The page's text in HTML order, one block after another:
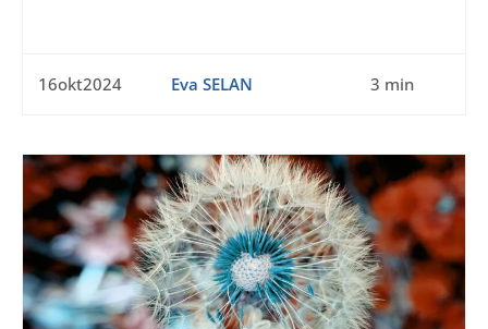
16okt2024 Eva SELAN 3 min